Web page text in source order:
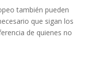
también pueden
que sigan los
de quienes no